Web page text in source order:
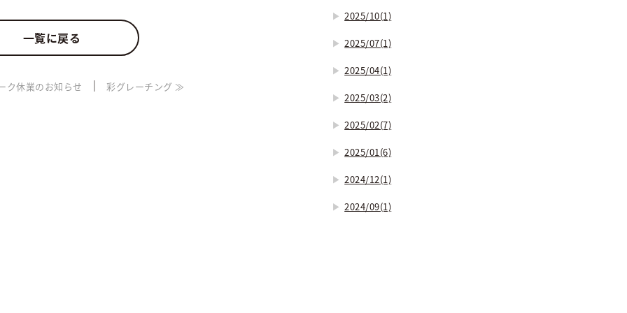
一覧に戻る
ク休業のお知らせ ｜ 彩グレーチング ≫
2025/10(1)
2025/07(1)
2025/04(1)
2025/03(2)
2025/02(7)
2025/01(6)
2024/12(1)
2024/09(1)